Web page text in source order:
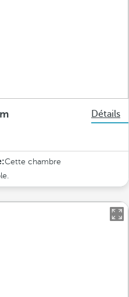
Détails
Cette chambre